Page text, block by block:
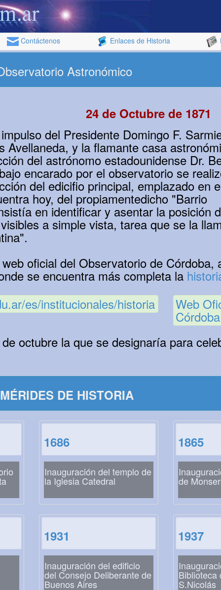
Contáctenos Enlaces de Historia
Astronómico
24 de Octubre de 1871
del Presidente Domingo F.
Avellaneda, y la flamante casa
del astrónomo estadounidense Dr.
encarado por el observatorio se
del edicifio principal, emplazado en
hoy, del propiamentedicho "Barrio
en identificar y asentar la posición
a simple vista, tarea que se la
oficial del Observatorio de Córdoba,
se encuentra más completa la
es/institucionales/historia
Web
Córdoba
octubre la que se designaría para
DE HISTORIA
1686
Inauguración del templo de
la Iglesia Catedral
1865
de
1931
Inauguración del edificio
del Consejo Deliberante de
Buenos Aires
1937
Biblioteca
S.Nicolás